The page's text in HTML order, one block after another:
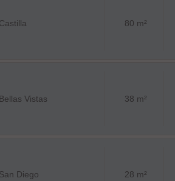
Castilla 80 m²
Bellas Vistas 38 m²
San Diego 28 m²